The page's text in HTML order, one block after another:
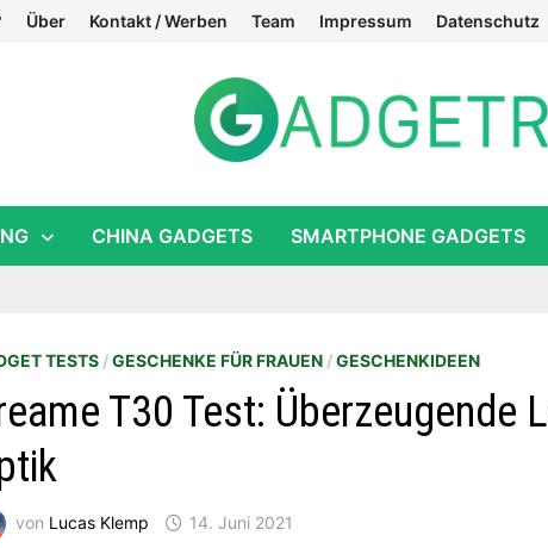
Über Kontakt / Werben Team Impressum Datenschutz
CHINA GADGETS SMARTPHONE GADGETS
TESTS/GESCHENKE FÜR FRAUEN/GESCHENKIDEEN
T30 Test: Überzeugende
von Lucas Klemp 14. Juni 2021